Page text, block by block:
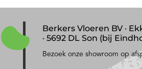
Berkers Vloeren BV ·
· 5692 DL Son (bij
Bezoek onze showroom op